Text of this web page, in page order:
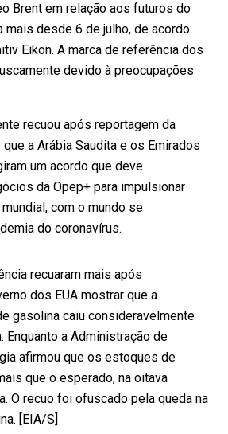
Brent em relação aos futuros do
mais desde 6 de julho, de acordo
Eikon. A marca de referência dos
devido à preocupações
recuou após reportagem da
a Arábia Saudita e os Emirados
um acordo que deve
da Opep+ para impulsionar
com o mundo se
do coronavírus.
recuaram mais após
dos EUA mostrar que a
gasolina caiu consideravelmente
Enquanto a Administração de
afirmou que os estoques de
que o esperado, na oitava
O recuo foi ofuscado pela queda na
[EIA/S]